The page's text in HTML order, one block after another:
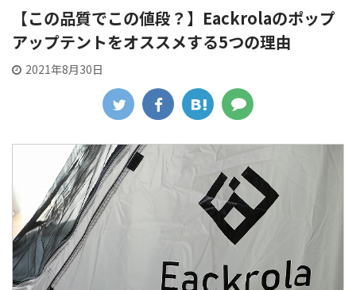
【この品質でこの値段？】Eackrolaのポップ
アップテントをオススメする5つの理由
2021年8月30日